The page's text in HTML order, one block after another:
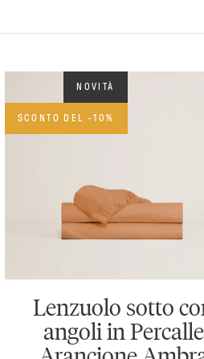
NOVITÀ
SCONTO DEL -10%
Lenzuolo sotto
angoli in Percalle